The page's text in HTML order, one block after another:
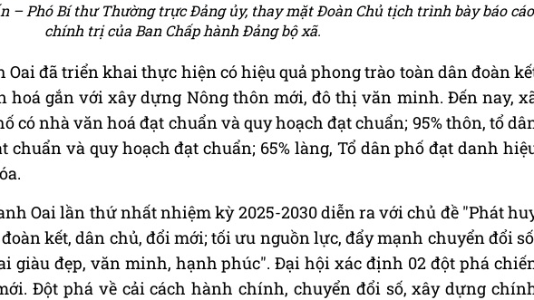
– Phó Bí thư Thường trực Đảng ủy, thay mặt Đoàn Chủ tịch trình bày báo cáo
chính trị của Ban Chấp hành Đảng bộ xã.
Oai đã triển khai thực hiện có hiệu quả phong trào toàn dân đoàn
hoá gắn với xây dựng Nông thôn mới, đô thị văn minh. Đến nay,
có nhà văn hoá đạt chuẩn và quy hoạch đạt chuẩn; 95% thôn, tổ
chuẩn và quy hoạch đạt chuẩn; 65% làng, Tổ dân phố đạt danh
Oai lần thứ nhất nhiệm kỳ 2025-2030 diễn ra với chủ đề "Phát
kết, dân chủ, đổi mới; tối ưu nguồn lực, đẩy mạnh chuyển đổi
giàu đẹp, văn minh, hạnh phúc". Đại hội xác định 02 đột phá
Đột phá về cải cách hành chính, chuyển đổi số, xây dựng